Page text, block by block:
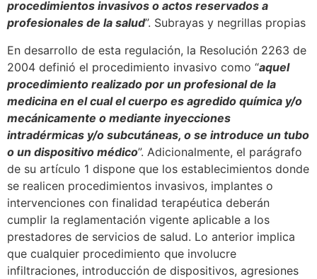
procedimientos invasivos o actos reservados a
profesionales de la salud”. Subrayas y negrillas propias
En desarrollo de esta regulación, la Resolución 2263 de
2004 definió el procedimiento invasivo como “aquel
procedimiento realizado por un profesional de la
medicina en el cual el cuerpo es agredido química y/o
mecánicamente o mediante inyecciones
intradérmicas y/o subcutáneas, o se introduce un tubo
o un dispositivo médico”. Adicionalmente, el parágrafo
de su artículo 1 dispone que los establecimientos donde
se realicen procedimientos invasivos, implantes o
intervenciones con finalidad terapéutica deberán
cumplir la reglamentación vigente aplicable a los
prestadores de servicios de salud. Lo anterior implica
que cualquier procedimiento que involucre
infiltraciones, introducción de dispositivos, agresiones